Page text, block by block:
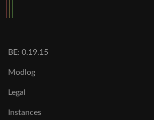
BE: 0.19.15
Modlog
Legal
Instances